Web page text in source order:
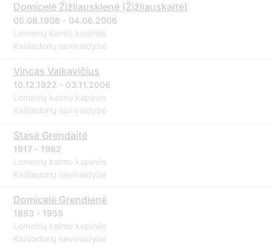
Domicelė Žižliauskienė (Žižliauskaitė)
05.08.1908 - 04.06.2006
Lomenių kaimo kapinės
Kaišiadorių savivaldybė
Vincas Valkavičius
10.12.1922 - 03.11.2006
Lomenių kaimo kapinės
Kaišiadorių savivaldybė
Stasė Grendaitė
1917 - 1982
Lomenių kaimo kapinės
Kaišiadorių savivaldybė
Domicelė Grendienė
1893 - 1955
Lomenių kaimo kapinės
Kaišiadorių savivaldybė